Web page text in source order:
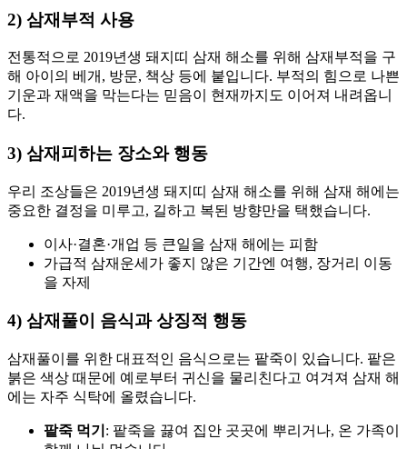
2) 삼재부적 사용
전통적으로 2019년생 돼지띠 삼재 해소를 위해 삼재부적을 구
해 아이의 베개, 방문, 책상 등에 붙입니다. 부적의 힘으로 나쁜
기운과 재액을 막는다는 믿음이 현재까지도 이어져 내려옵니
다.
3) 삼재피하는 장소와 행동
우리 조상들은 2019년생 돼지띠 삼재 해소를 위해 삼재 해에는
중요한 결정을 미루고, 길하고 복된 방향만을 택했습니다.
이사·결혼·개업 등 큰일을 삼재 해에는 피함
가급적 삼재운세가 좋지 않은 기간엔 여행, 장거리 이동
을 자제
4) 삼재풀이 음식과 상징적 행동
삼재풀이를 위한 대표적인 음식으로는 팥죽이 있습니다. 팥은
붉은 색상 때문에 예로부터 귀신을 물리친다고 여겨져 삼재 해
에는 자주 식탁에 올렸습니다.
팥죽 먹기 : 팥죽을 끓여 집안 곳곳에 뿌리거나, 온 가족이